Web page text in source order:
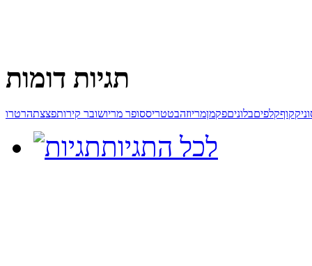
תגיות דומות
קוףקלפיםבלוניםפקמןמריוזהבטטריססופר מריושובר קירותפצצתהרטרו
לכל התגיות